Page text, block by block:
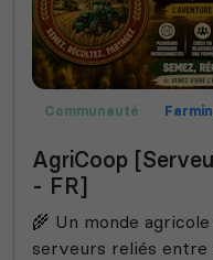
Communauté
AgriCoop
- FR]
🌾 Un monde
serveurs reliés